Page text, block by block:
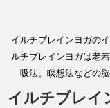
イルチブレインヨガの
ルチブレインヨガは老
吸法、瞑想法などの
イルチブレイ